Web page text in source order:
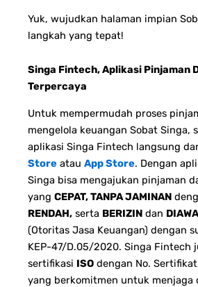
Yuk, wujudkan halaman impian
langkah yang tepat!
Singa Fintech, Aplikasi Pinjaman
Terpercaya
Untuk mempermudah proses
mengelola keuangan Sobat Singa,
aplikasi Singa Fintech langsung
Store atau App Store. Dengan
Singa bisa mengajukan pinjaman
yang CEPAT, TANPA JAMINAN
RENDAH, serta BERIZIN dan
(Otoritas Jasa Keuangan) dengan
KEP-47/D.05/2020. Singa Fintech
sertifikasi ISO dengan No.
yang berkomitmen untuk menjaga